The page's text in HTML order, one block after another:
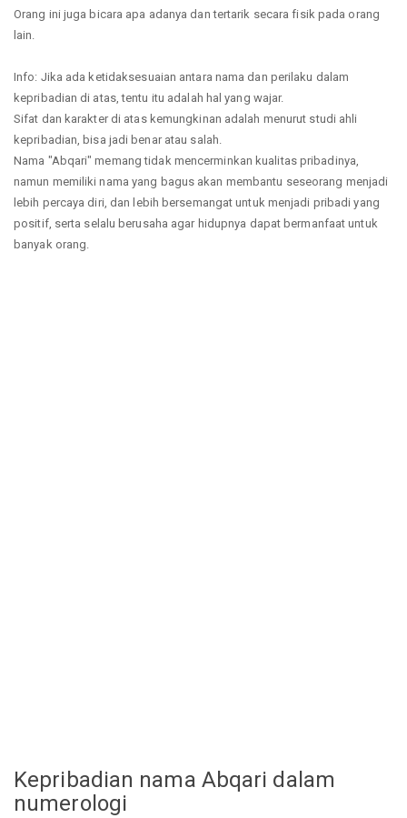
Orang ini juga bicara apa adanya dan tertarik secara fisik pada orang
lain.
Info: Jika ada ketidaksesuaian antara nama dan perilaku dalam
kepribadian di atas, tentu itu adalah hal yang wajar.
Sifat dan karakter di atas kemungkinan adalah menurut studi ahli
kepribadian, bisa jadi benar atau salah.
Nama "Abqari" memang tidak mencerminkan kualitas pribadinya,
namun memiliki nama yang bagus akan membantu seseorang menjadi
lebih percaya diri, dan lebih bersemangat untuk menjadi pribadi yang
positif, serta selalu berusaha agar hidupnya dapat bermanfaat untuk
banyak orang.
Kepribadian nama Abqari dalam
numerologi